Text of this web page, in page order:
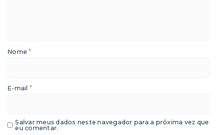
Nome*
E-mail *
Salvar meus dados neste navegador para a próxima vez que
eu comentar.